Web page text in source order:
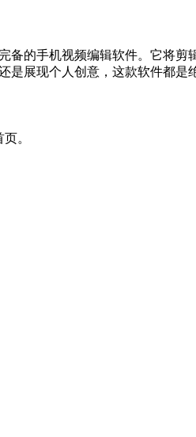
备的手机视频编辑软件。它将
是展现个人创意，这款软件都是
。